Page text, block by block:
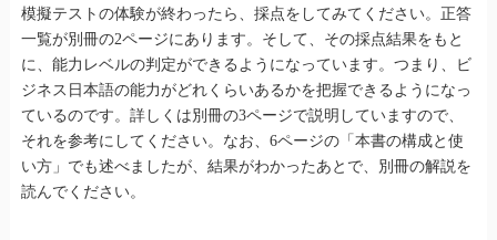
模擬テストの体験が終わったら、採点をしてみてください。正答
一覧が別冊の2ページにあります。そして、その採点結果をもと
に、能力レベルの判定ができるようになっています。つまり、ビ
ジネス日本語の能力がどれくらいあるかを把握できるようになっ
ているのです。詳しくは別冊の3ページで説明していますので、
それを参考にしてください。なお、6ページの「本書の構成と使
い方」でも述べましたが、結果がわかったあとで、別冊の解説を
読んでください。